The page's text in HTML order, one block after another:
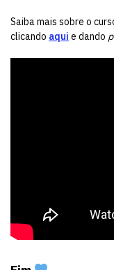
Saiba mais sobre o
clicando aqui e dando